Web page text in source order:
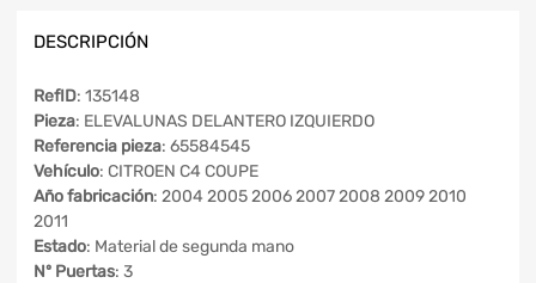
DESCRIPCIÓN
RefID: 135148
Pieza: ELEVALUNAS DELANTERO IZQUIERDO
Referencia pieza: 65584545
Vehículo: CITROEN C4 COUPE
Año fabricación: 2004 2005 2006 2007 2008 2009 2010
2011
Estado: Material de segunda mano
Nº Puertas: 3